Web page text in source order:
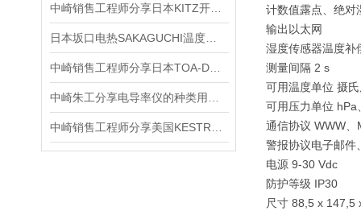
计数值露点、绝对
输出以太网
湿度传感器温度补
测量间隔 2 s
可用温度单位 摄
可用压力单位
通信协议 WWW
警报协议电子邮件
电源 9-30 Vdc
防护等级 IP30
尺寸 88,5 x 147,5